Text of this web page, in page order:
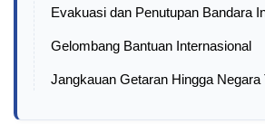
Evakuasi dan Penutupan Bandara
Gelombang Bantuan Internasional
Jangkauan Getaran Hingga Negara